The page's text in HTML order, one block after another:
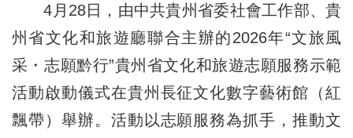
4月28日，由中共貴州省委社會工作部、貴
州省文化和旅遊廳聯合主辦的2026年“文旅風
采・志願黔行”貴州省文化和旅遊志願服務示範
活動啟動儀式在貴州長征文化數字藝術館（紅
飄帶）舉辦。活動以志願服務為抓手，推動文